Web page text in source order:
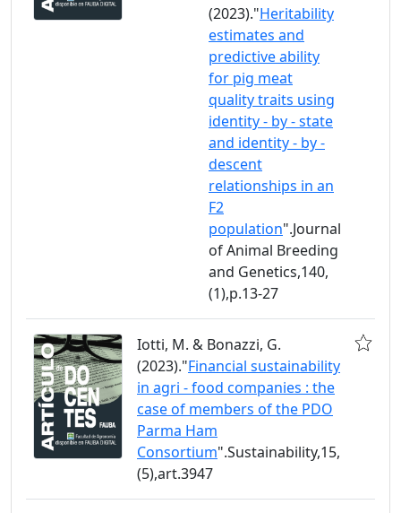
(2023)."Heritability
estimates and
predictive ability
for pig meat
quality traits using
identity - by - state
and identity - by -
descent
relationships in an
F2
population".Journal
of Animal Breeding
and Genetics,140,
(1),p.13-27
Iotti, M. & Bonazzi, G.
(2023)."Financial sustainability
in agri - food companies : the
case of members of the PDO
Parma Ham
Consortium".Sustainability,15,
(5),art.3947